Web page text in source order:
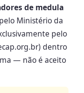
de medula
Ministério da
pelo
dentro
— não é aceito